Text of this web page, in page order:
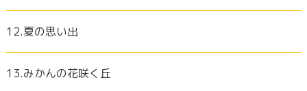
12.夏の思い出
13.みかんの花咲く丘